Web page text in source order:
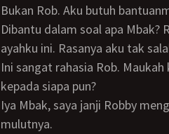
Bukan Rob. Aku butuh
Dibantu dalam soal apa Mbak? Robby menatapku. Hmm memang ganteng anak buah
ayahku ini. Rasanya aku tak
Ini sangat rahasia Rob. Maukah kamu berjanji untuk tidak menyampaikan hal ini
kepada siapa pun?
Iya Mbak, saya janji Robby mengangguk-angguk. Lalu mengepulkan asap rokok dari
mulutnya.